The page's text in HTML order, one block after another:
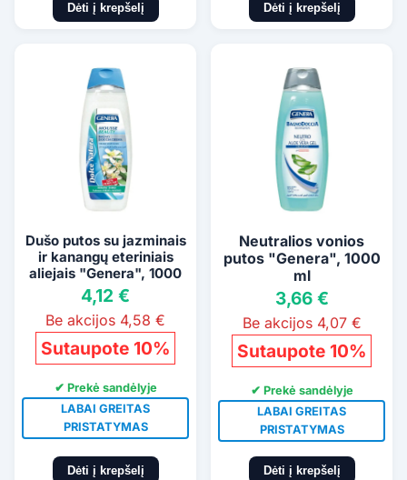
Dėti į krepšelį Dėti į krepšelį
Dušo putos su jazminais
ir kanangų eteriniais
aliejais "Genera", 1000
ml
4,12 €
Be akcijos 4,58 €
Sutaupote 10%
✔ Prekė sandėlyje
LABAI GREITAS
PRISTATYMAS
Dėti į krepšelį
Neutralios vonios
putos "Genera", 1000
ml
3,66 €
Be akcijos 4,07 €
Sutaupote 10%
✔ Prekė sandėlyje
LABAI GREITAS
PRISTATYMAS
Dėti į krepšelį